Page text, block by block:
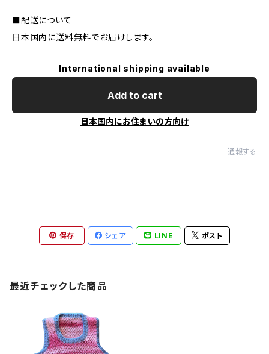
■配送について
日本国内に送料無料でお届けします。
International shipping available
Add to cart
日本国内にお住まいの方向け
通報する
保存 シェア LINE ポスト
最近チェックした商品